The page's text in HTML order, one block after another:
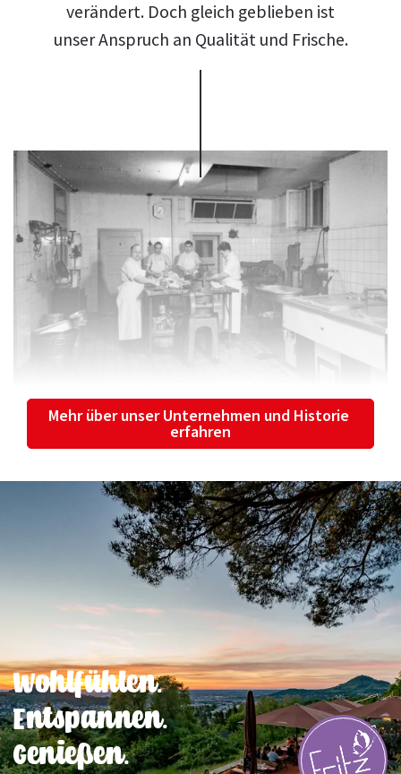
verändert. Doch gleich geblieben ist
unser Anspruch an Qualität und Frische.
Mehr über unser Unternehmen und Historie
erfahren
Wohlfühlen.
Entspannen.
Genießen.